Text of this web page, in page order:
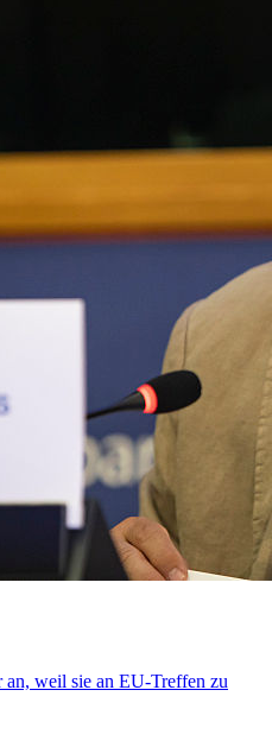
an, weil sie an EU-Treffen zu